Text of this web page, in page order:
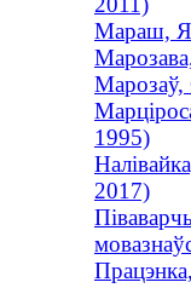
Мараш,
Марозаў,
1995)
2017)